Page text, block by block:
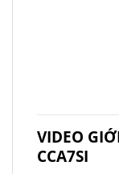
VIDEO
CCA7SI